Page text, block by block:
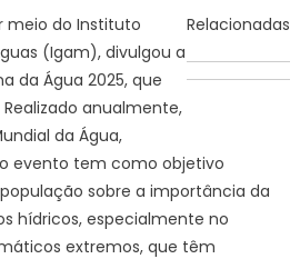
Gerais
|
Governo
de
Minas
divulga
programação
da
Semana
Relacionadas
meio do Instituto
(Igam), divulgou a
da Água 2025, que
anualmente,
da Água,
evento tem como objetivo
sobre a importância da
hídricos, especialmente no
extremos, que têm